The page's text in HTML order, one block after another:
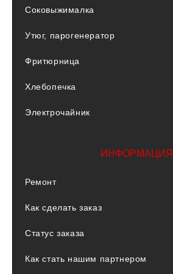
Соковыжималка
Утюг, парогенератор
Фритюрница
Хлебопечка
Электрочайник
ИНФОРМАЦИЯ
Ремонт
Как сделать заказ
Статус заказа
Как стать нашим партнером